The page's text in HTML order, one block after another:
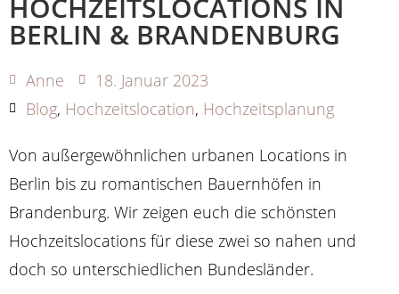
HOCHZEITSLOCATIONS IN
BERLIN & BRANDENBURG
Anne
18. Januar 2023
Blog, Hochzeitslocation, Hochzeitsplanung
Von außergewöhnlichen urbanen Locations in
Berlin bis zu romantischen Bauernhöfen in
Brandenburg. Wir zeigen euch die schönsten
Hochzeitslocations für diese zwei so nahen und
doch so unterschiedlichen Bundesländer.